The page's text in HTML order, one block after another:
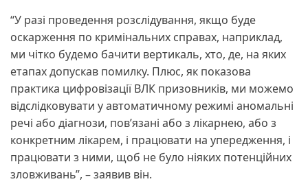
“У разі проведення розслідування, якщо буде
оскарження по кримінальних справах, наприклад,
ми чітко будемо бачити вертикаль, хто, де, на яких
етапах допускав помилку. Плюс, як показова
практика цифровізації ВЛК призовників, ми можемо
відслідковувати у автоматичному режимі аномальні
речі або діагнози, пов’язані або з лікарнею, або з
конкретним лікарем, і працювати на упередження, і
працювати з ними, щоб не було ніяких потенційних
зловживань”, – заявив він.